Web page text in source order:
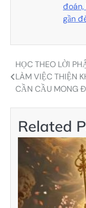
gần
Điều
hướng
bài
viết
HỌC THEO LỜI
LÀM VIỆC THIỆN
CẦN CẦU MONG
Related